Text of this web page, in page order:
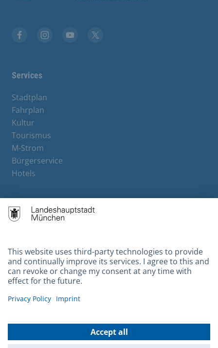
Services
Stadtplan
Fahrplan
Kultur
Tourismus
M-Strom
Bürgerservice
Hotels
Contact
Gebärdensprache
Datenschutz
Kontakt
© 2026 Portal München Betriebs GmbH & Co. KG - Ein Service der